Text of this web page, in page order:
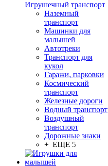
Игрушечный транспорт
Наземный
транспорт
Машинки для
малышей
Автотреки
Транспорт для
кукол
Гаражи, парковки
Космический
транспорт
Железные дороги
Водный транспорт
Воздушный
транспорт
Дорожные знаки
+ ЕЩЕ 5